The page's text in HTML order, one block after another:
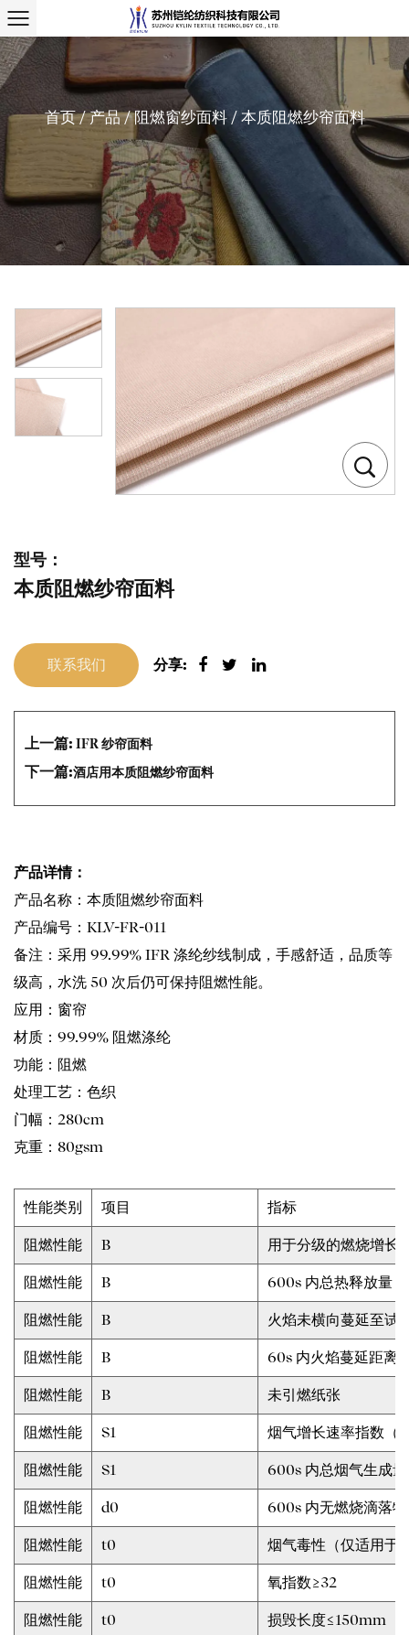
首页/产品/阻燃窗纱面料/ 本质阻燃纱帘面料
型号：
本质阻燃纱帘面料
联系我们 分享:
上一篇: IFR 纱帘面料
下一篇:酒店用本质阻燃纱帘面料
产品详情：
产品名称：本质阻燃纱帘面料
产品编号：KLV-FR-011
备注：采用 99.99% IFR 涤纶纱线制成，手感舒适，品质等
级高，水洗 50 次后仍可保持阻燃性能。
应用：窗帘
材质：99.99% 阻燃涤纶
功能：阻燃
处理工艺：色织
门幅：280cm
克重：80gsm
性能类别 项目 指标
阻燃性能 B 用于分级的燃烧增长
阻燃性能 B 600s 内总热释放量
阻燃性能 B 火焰未横向蔓延至试
阻燃性能 B 60s 内火焰蔓延距离
阻燃性能 B 未引燃纸张
阻燃性能 S1 烟气增长速率指数（
阻燃性能 S1 600s 内总烟气生成
阻燃性能 d0 600s 内无燃烧滴落
阻燃性能 t0 烟气毒性（仅适用于
阻燃性能 t0 氧指数≥32
阻燃性能 t0 损毁长度≤150mm